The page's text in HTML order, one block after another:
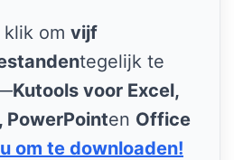
klik om vijf
tegelijk te
Kutools voor Excel,
PowerPointen Office
om te downloaden!